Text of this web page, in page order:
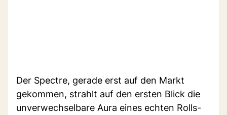
Der Spectre, gerade erst auf den Markt
gekommen, strahlt auf den ersten Blick die
unverwechselbare Aura eines echten Rolls-